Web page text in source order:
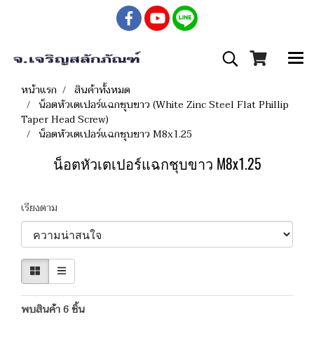
หน้าแรก
สินค้าทั้งหมด
น็อตหัวเตเปอร์แฉกชุบขาว (White Zinc Steel Flat Phillip
Taper Head Screw)
น็อตหัวเตเปอร์แฉกชุบขาว M8x1.25
น็อตหัวเตเปอร์แฉกชุบขาว M8x1.25
เรียงตาม
พบสินค้า 6 ชิ้น